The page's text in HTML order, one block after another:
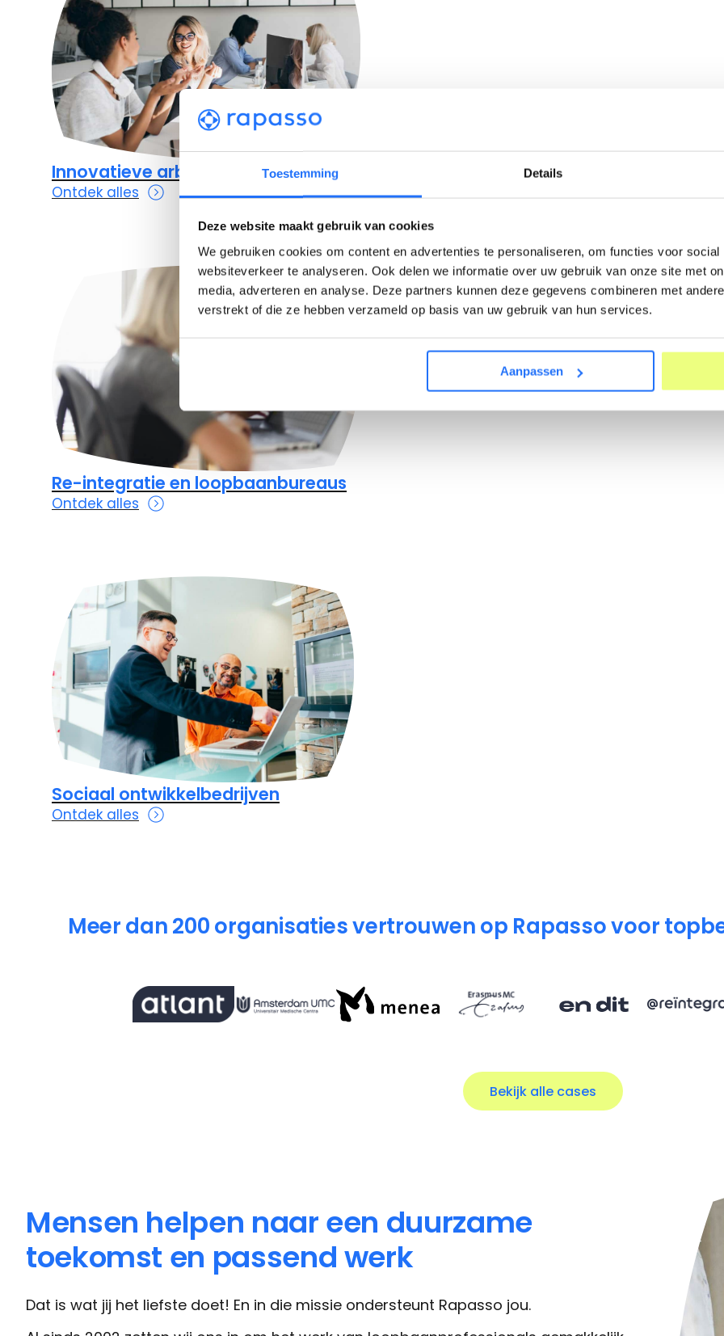
Toestemming Details
Deze website maakt gebruik van cookies
We gebruiken cookies om content en advertenties te personaliseren, om functies voor
websiteverkeer te analyseren. Ook delen we informatie over uw gebruik van onze site met
media, adverteren en analyse. Deze partners kunnen deze gegevens combineren met
verstrekt of die ze hebben verzameld op basis van uw gebruik van hun services.
Aanpassen
Innovatieve arbodiensten
Ontdek alles
Re-integratie en loopbaanbureaus
Ontdek alles
Sociaal ontwikkelbedrijven
Ontdek alles
Meer dan 200 organisaties vertrouwen op Rapasso voor
Mensen helpen naar een duurzame
toekomst en passend werk
Dat is wat jij het liefste doet! En in die missie ondersteunt Rapasso jou.